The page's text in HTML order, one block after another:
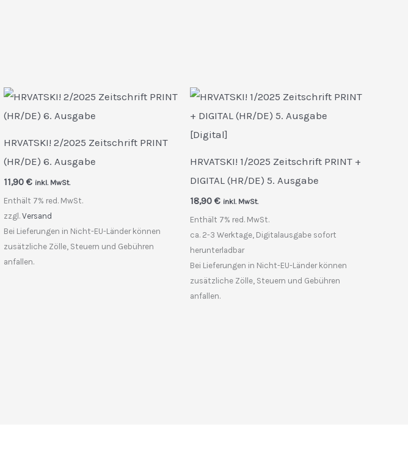
HRVATSKI! 2/2025 Zeitschrift PRINT
(HR/DE) 6. Ausgabe
11,90 € inkl. MwSt.
Enthält 7% red. MwSt.
zzgl. Versand
Bei Lieferungen in Nicht-EU-Länder können
zusätzliche Zölle, Steuern und Gebühren
anfallen.
HRVATSKI! 1/2025 Zeitschrift PRINT +
DIGITAL (HR/DE) 5. Ausgabe
18,90 € inkl. MwSt.
Enthält 7% red. MwSt.
ca. 2-3 Werktage, Digitalausgabe sofort
herunterladbar
Bei Lieferungen in Nicht-EU-Länder können
zusätzliche Zölle, Steuern und Gebühren
anfallen.